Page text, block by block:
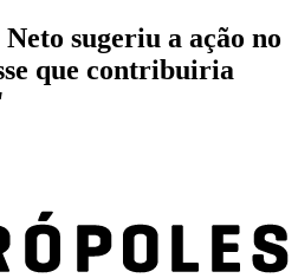
sugeriu a ação no
que contribuiria